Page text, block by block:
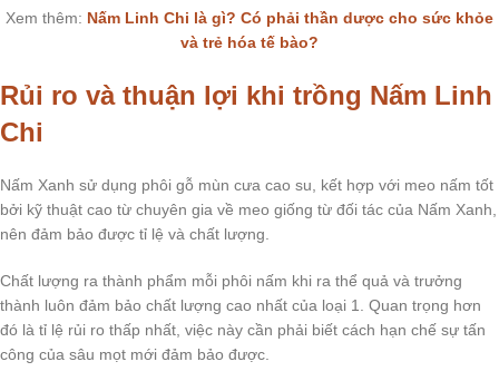
Xem thêm: Nấm Linh Chi là gì? Có phải thần dược cho sức khỏe
và trẻ hóa tế bào?
Rủi ro và thuận lợi khi trồng Nấm Linh
Chi
Nấm Xanh sử dụng phôi gỗ mùn cưa cao su, kết hợp với meo nấm tốt
bởi kỹ thuật cao từ chuyên gia về meo giống từ đối tác của Nấm Xanh,
nên đảm bảo được tỉ lệ và chất lượng.
Chất lượng ra thành phẩm mỗi phôi nấm khi ra thể quả và trưởng
thành luôn đảm bảo chất lượng cao nhất của loại 1. Quan trọng hơn
đó là tỉ lệ rủi ro thấp nhất, việc này cần phải biết cách hạn chế sự tấn
công của sâu mọt mới đảm bảo được.